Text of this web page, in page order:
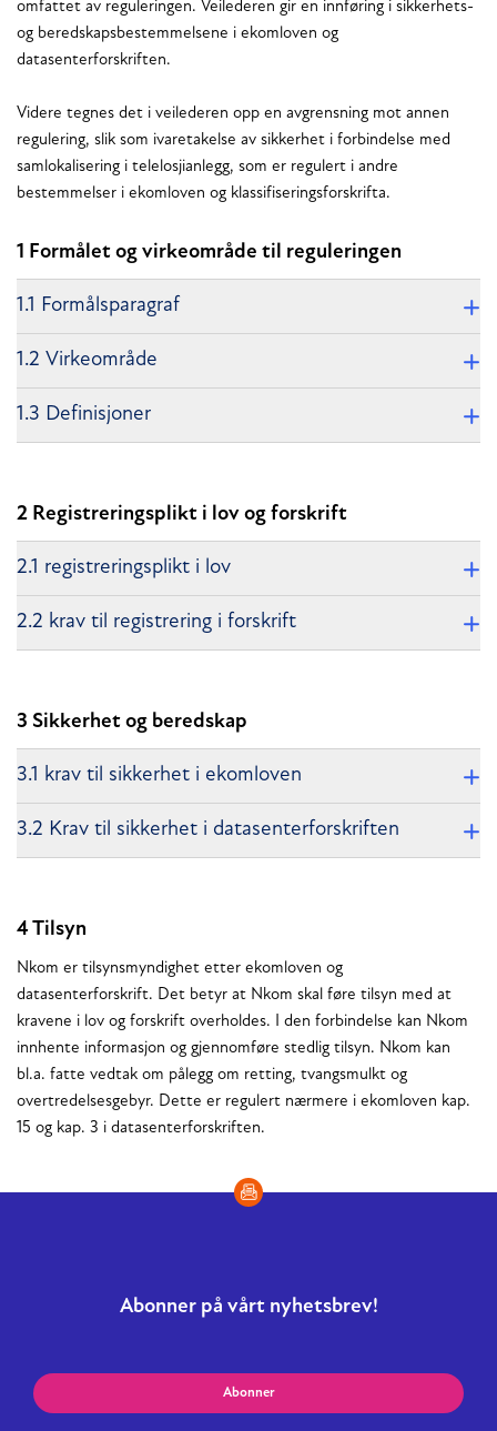
omfattet av reguleringen. Veilederen gir en innføring i sikkerhets-
og beredskapsbestemmelsene i ekomloven og
datasenterforskriften.
Videre tegnes det i veilederen opp en avgrensning mot annen
regulering, slik som ivaretakelse av sikkerhet i forbindelse med
samlokalisering i telelosjianlegg, som er regulert i andre
bestemmelser i ekomloven og klassifiseringsforskrifta.
1 Formålet og virkeområde til reguleringen
1.1 Formålsparagraf
1.2 Virkeområde
1.3 Definisjoner
2 Registreringsplikt i lov og forskrift
2.1 registreringsplikt i lov
2.2 krav til registrering i forskrift
3 Sikkerhet og beredskap
3.1 krav til sikkerhet i ekomloven
3.2 Krav til sikkerhet i datasenterforskriften
4 Tilsyn
Nkom er tilsynsmyndighet etter ekomloven og
datasenterforskrift. Det betyr at Nkom skal føre tilsyn med at
kravene i lov og forskrift overholdes. I den forbindelse kan Nkom
innhente informasjon og gjennomføre stedlig tilsyn. Nkom kan
bl.a. fatte vedtak om pålegg om retting, tvangsmulkt og
overtredelsesgebyr. Dette er regulert nærmere i ekomloven kap.
15 og kap. 3 i datasenterforskriften.
Abonner på vårt nyhetsbrev!
Abonner